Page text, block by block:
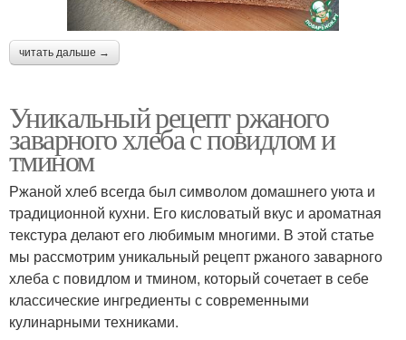
читать дальше →
Уникальный рецепт ржаного
заварного хлеба с повидлом и
тмином
Ржаной хлеб всегда был символом домашнего уюта и
традиционной кухни. Его кисловатый вкус и ароматная
текстура делают его любимым многими. В этой статье
мы рассмотрим уникальный рецепт ржаного заварного
хлеба с повидлом и тмином, который сочетает в себе
классические ингредиенты с современными
кулинарными техниками.